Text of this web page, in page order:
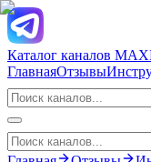
Каталог каналов MAX
ГлавнаяОтзывы